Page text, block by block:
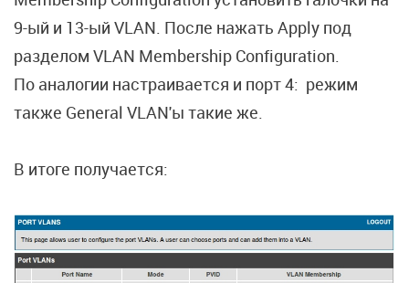
9-ый и 13-ый VLAN. После нажать Apply под
разделом VLAN Membership Configuration.
По аналогии настраивается и порт 4: режим
также General VLAN'ы такие же.
В итоге получается: